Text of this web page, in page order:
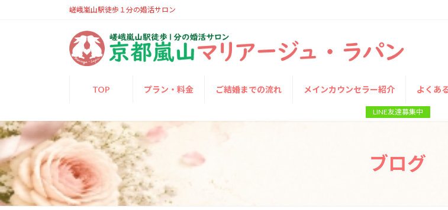
ッ
プ
移
動
嵯峨嵐山駅徒歩１分の婚活サロン
TOP プラン・料金 ご結婚までの流れ メインカウンセラー紹介 よくあ
LINE友達募集中
ブログ